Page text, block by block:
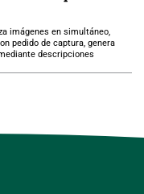
imágenes en simultáneo,
pedido de captura, genera
descripciones